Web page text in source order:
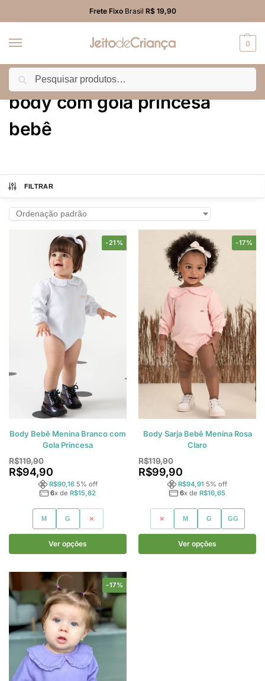
Frete FixoBrasil R$ 19,90
0
Início Produtos marcados com a tag “body com gola princesa bebê”
body com gola princesa
bebê
FILTRAR
-21%
Body Bebê Menina Branco com
Gola Princesa
R$119,90
R$94,90
R$90,16 5% off
6x de R$15,82
M G GG
Ver opções
-17%
Body Sarja Bebê Menina Rosa
Claro
R$119,90
R$99,90
R$94,91 5% off
6x de R$16,65
P M G GG
Ver opções
-17%